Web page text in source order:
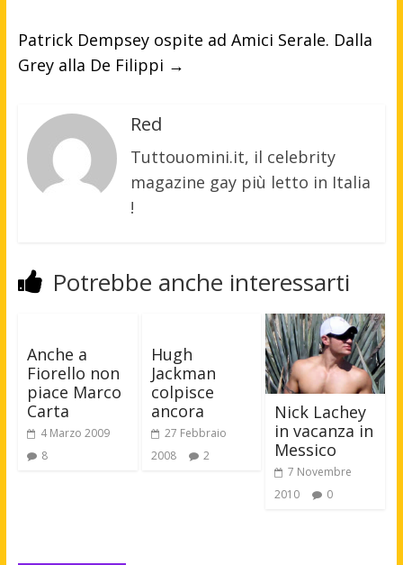
Patrick Dempsey ospite ad Amici Serale. Dalla
Grey alla De Filippi →
Red
Tuttouomini.it, il celebrity
magazine gay più letto in Italia
!
Potrebbe anche interessarti
Anche a
Fiorello non
piace Marco
Carta
4 Marzo 2009
8
Hugh
Jackman
colpisce
ancora
27 Febbraio
2008
2
Nick Lachey
in vacanza in
Messico
7 Novembre
2010
0